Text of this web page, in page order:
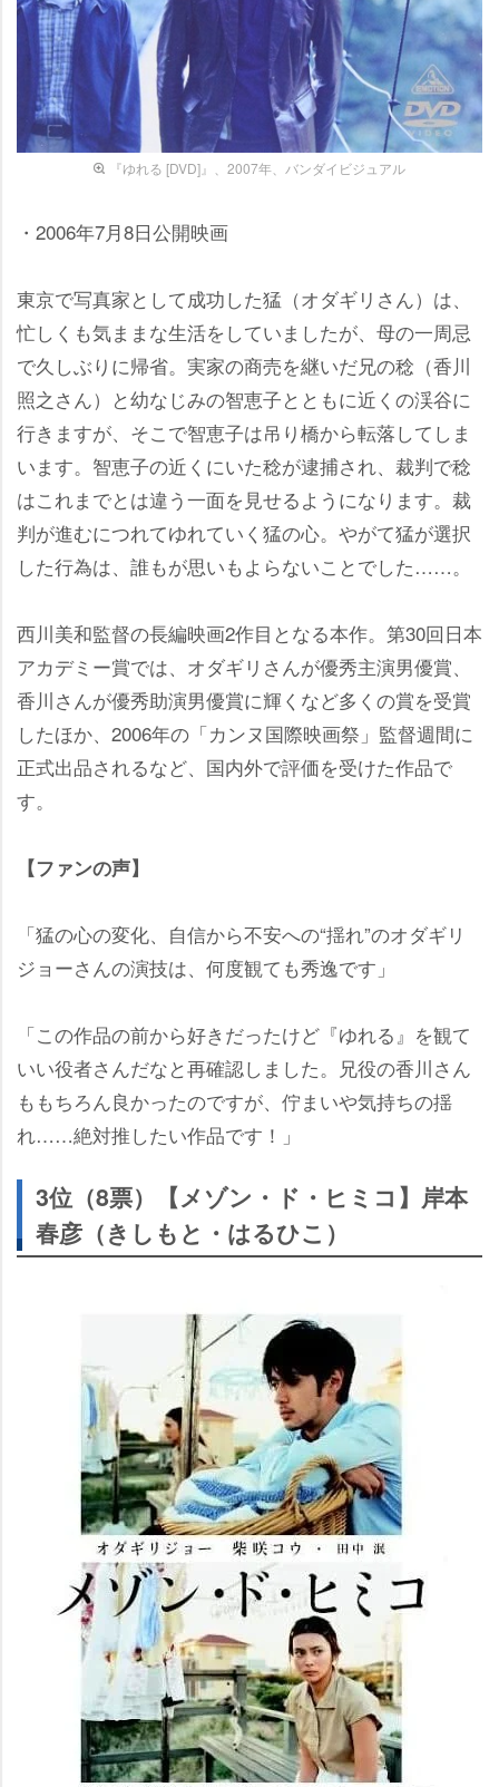
『ゆれる [DVD]』、2007年、バンダイビジュアル
・2006年7月8日公開映画
東京で写真家として成功した猛（オダギリさん）は、
忙しくも気ままな生活をしていましたが、母の一周忌
で久しぶりに帰省。実家の商売を継いだ兄の稔（香川
照之さん）と幼なじみの智恵子とともに近くの渓谷に
行きますが、そこで智恵子は吊り橋から転落してしま
います。智恵子の近くにいた稔が逮捕され、裁判で稔
はこれまでとは違う一面を見せるようになります。裁
判が進むにつれてゆれていく猛の心。やがて猛が選択
した行為は、誰もが思いもよらないことでした……。
西川美和監督の長編映画2作目となる本作。第30回日本
アカデミー賞では、オダギリさんが優秀主演男優賞、
香川さんが優秀助演男優賞に輝くなど多くの賞を受賞
したほか、2006年の「カンヌ国際映画祭」監督週間に
正式出品されるなど、国内外で評価を受けた作品で
す。
【ファンの声】
「猛の心の変化、自信から不安への“揺れ”のオダギリ
ジョーさんの演技は、何度観ても秀逸です」
「この作品の前から好きだったけど『ゆれる』を観て
いい役者さんだなと再確認しました。兄役の香川さん
ももちろん良かったのですが、佇まいや気持ちの揺
れ……絶対推したい作品です！」
3位（8票）【メゾン・ド・ヒミコ】岸本
春彦（きしもと・はるひこ）